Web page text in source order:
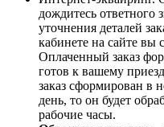
дождитесь ответного
уточнения деталей
кабинете на сайте вы
Оплаченный заказ
готов к вашему
заказ сформирован в
день, то он будет
рабочие часы.